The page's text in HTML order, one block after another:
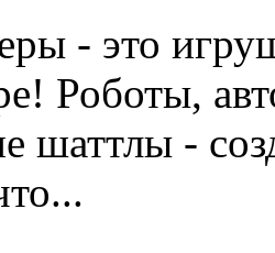
- это
Роботы,
шаттлы -